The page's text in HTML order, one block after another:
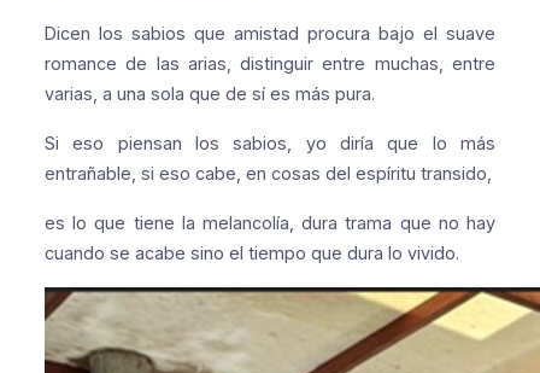
Dicen los sabios que amistad procura bajo el suave
romance de las arias,
distinguir entre muchas, entre
varias, a una sola que de sí es más pura.
Si eso piensan los sabios, yo diría que lo más
entrañable, si eso cabe, en cosas del espíritu transido,
es lo que tiene la melancolía,
dura trama que no hay
cuando se acabe sino el tiempo que dura lo vivido.